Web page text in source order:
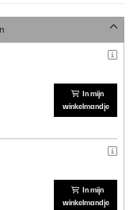
In mijn
winkelmandje
In mijn
winkelmandje